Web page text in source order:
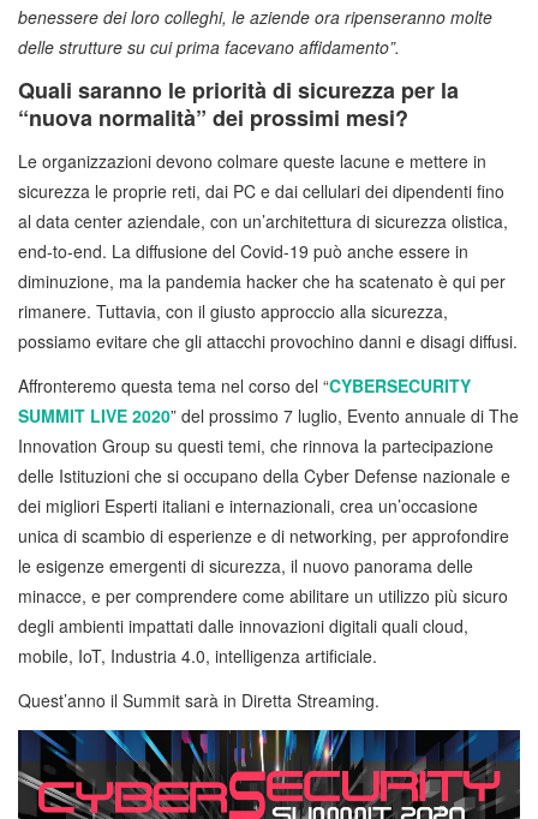
benessere dei loro colleghi, le aziende ora ripenseranno molte
delle strutture su cui prima facevano affidamento”.
Quali saranno le priorità di sicurezza per la
“nuova normalità” dei prossimi mesi?
Le organizzazioni devono colmare queste lacune e mettere in
sicurezza le proprie reti, dai PC e dai cellulari dei dipendenti fino
al data center aziendale, con un’architettura di sicurezza olistica,
end-to-end. La diffusione del Covid-19 può anche essere in
diminuzione, ma la pandemia hacker che ha scatenato è qui per
rimanere. Tuttavia, con il giusto approccio alla sicurezza,
possiamo evitare che gli attacchi provochino danni e disagi diffusi.
Affronteremo questa tema nel corso del “CYBERSECURITY
SUMMIT LIVE 2020” del prossimo 7 luglio, Evento annuale di The
Innovation Group su questi temi, che rinnova la partecipazione
delle Istituzioni che si occupano della Cyber Defense nazionale e
dei migliori Esperti italiani e internazionali, crea un’occasione
unica di scambio di esperienze e di networking, per approfondire
le esigenze emergenti di sicurezza, il nuovo panorama delle
minacce, e per comprendere come abilitare un utilizzo più sicuro
degli ambienti impattati dalle innovazioni digitali quali cloud,
mobile, IoT, Industria 4.0, intelligenza artificiale.
Quest’anno il Summit sarà in Diretta Streaming.